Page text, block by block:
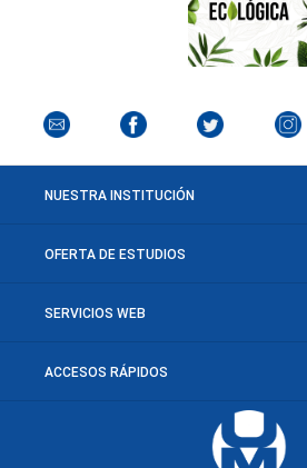
NUESTRA INSTITUCIÓN
OFERTA DE ESTUDIOS
SERVICIOS WEB
ACCESOS RÁPIDOS